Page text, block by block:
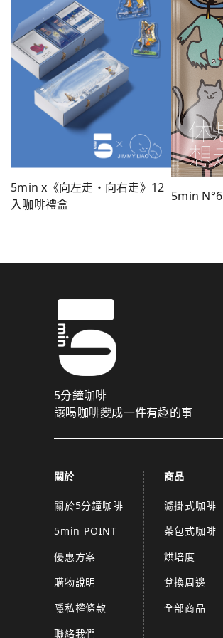
5min x《向左走・向右走》12
入咖啡禮盒
5min N°6
5分鐘咖啡
讓喝咖啡變成一件有趣的事
關於
關於5分鐘咖啡
5min POINT
優惠方案
購物說明
隱私權條款
聯絡我們
商品
濾掛式咖啡
茶包式咖啡
烘培度
兌換周邊
全部商品